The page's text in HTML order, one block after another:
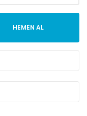
HEMEN AL